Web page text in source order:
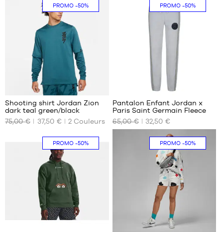
PROMO-50%
NOS
TAILLES
Shooting shirt Jordan Zion
dark teal green/black
75,00 €
37,50 € 2 Couleurs
PROMO -50%
NOS
TAILLES
Pantalon Enfant Jordan x
Paris Saint Germain Fleece
65,00 €
32,50 €
PROMO-50%
1
PROMO -50%